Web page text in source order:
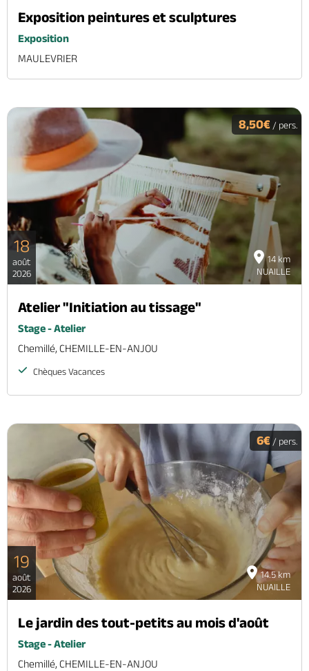
Exposition peintures et sculptures
Exposition
MAULEVRIER
14 km
NUAILLE
8,50€ / pers.
18
août
2026
Atelier "Initiation au tissage"
Stage - Atelier
Chemillé, CHEMILLE-EN-ANJOU
Chèques Vacances
14.5 km
NUAILLE
6€ / pers.
19
août
2026
Le jardin des tout-petits au mois d'août
Stage - Atelier
Chemillé, CHEMILLE-EN-ANJOU